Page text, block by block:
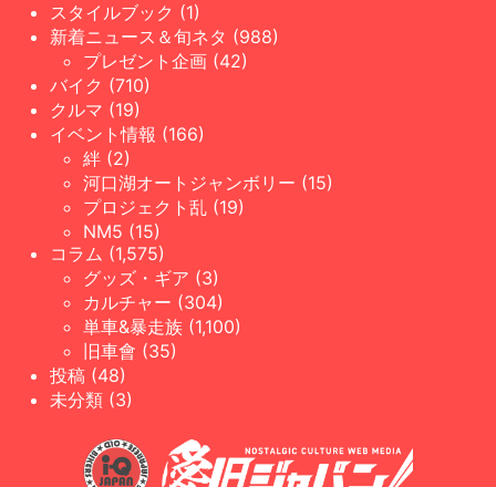
スタイルブック (1)
新着ニュース＆旬ネタ (988)
プレゼント企画 (42)
バイク (710)
クルマ (19)
イベント情報 (166)
絆 (2)
河口湖オートジャンボリー (15)
プロジェクト乱 (19)
NM5 (15)
コラム (1,575)
グッズ・ギア (3)
カルチャー (304)
単車&暴走族 (1,100)
旧車會 (35)
投稿 (48)
未分類 (3)